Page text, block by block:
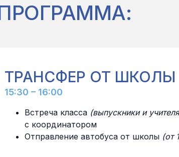
ТРАНСФЕР ОТ ШКОЛЫ
15:30 – 16:00
Встреча класса (выпускники и
с координатором
Отправление автобуса от школы (от